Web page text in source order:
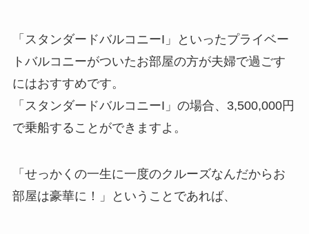
「スタンダードバルコニーI」といったプライベー
トバルコニーがついたお部屋の方が夫婦で過ごす
にはおすすめです。
「スタンダードバルコニーI」の場合、3,500,000円
で乗船することができますよ。
「せっかくの一生に一度のクルーズなんだからお
部屋は豪華に！」ということであれば、